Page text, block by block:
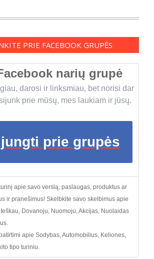
PRIE FACEBOOK GRUPĖS
narių grupė
darosi ir linksmiau, bet norisi dar
prie mūsų, mes laukiam ir jūsų.
prie grupės
apie savo verslą, paslaugas, produktus ar
ir pranešimus! Skelbkite savo skelbimus apie
Dovanoju, Nuomoju, Akcijas, Nuolaidas
apie Sodybas, Automobilius, Keliones,
tipo turiniu.